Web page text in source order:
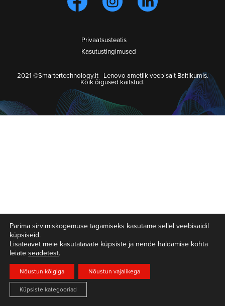
Privaatsusteatis
Kasutustingimused
2021 ©Smartertechnology.lt - Lenovo ametlik veebisait Baltikumis.
Kõik õigused kaitstud.
Parima sirvimiskogemuse tagamiseks kasutame sellel veebisaidil
küpsiseid.
Lisateavet meie kasutatavate küpsiste ja nende haldamise kohta
leiate seadetest.
Nõustun kõigiga Nõustun vajalikega
Küpsiste kategooriad